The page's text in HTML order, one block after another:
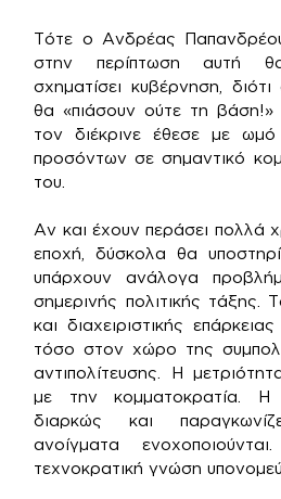
Τότε ο Ανδρέας
στην περίπτωση αυτή
σχηματίσει κυβέρνηση,
θα «πιάσουν ούτε τη
τον διέκρινε έθεσε με
προσόντων σε σημαντικό
του.
Αν και έχουν περάσει πολλά
εποχή, δύσκολα θα
υπάρχουν ανάλογα
σημερινής πολιτικής τάξης.
και διαχειριστικής
τόσο στον χώρο της
αντιπολίτευσης. Η
με την κομματοκρατία. Η
διαρκώς και
ανοίγματα
τεχνοκρατική γνώση